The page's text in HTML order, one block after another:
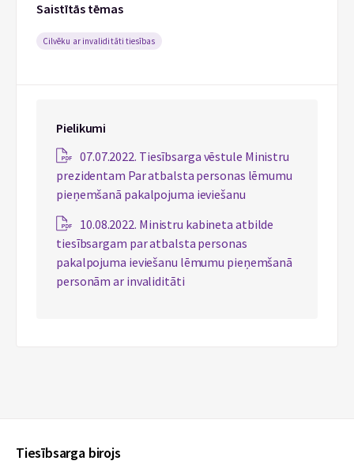
Saistītās tēmas
Cilvēku ar invaliditāti tiesības
Pielikumi
07.07.2022. Tiesībsarga vēstule Ministru
prezidentam Par atbalsta personas lēmumu
pieņemšanā pakalpojuma ieviešanu
10.08.2022. Ministru kabineta atbilde
tiesībsargam par atbalsta personas
pakalpojuma ieviešanu lēmumu pieņemšanā
personām ar invaliditāti
Tiesībsarga birojs